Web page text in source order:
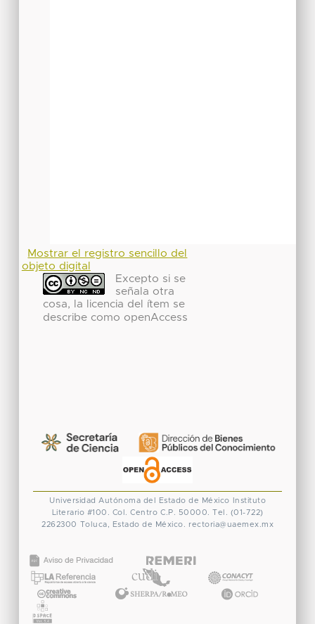
Mostrar el registro sencillo del
objeto digital
Excepto si se
señala otra
cosa, la licencia del ítem se
describe como openAccess
Universidad Autónoma del Estado de México
Instituto
Literario #100. Col. Centro C.P. 50000. Tel. (01-722)
2262300 Toluca, Estado de México. rectoria@uaemex.mx